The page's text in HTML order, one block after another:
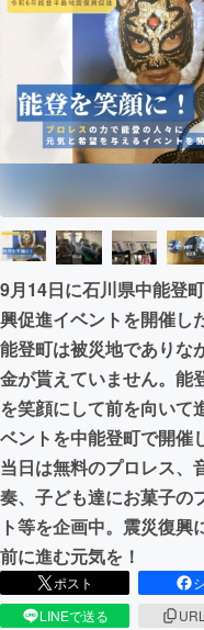
テクノロジー
映像・映画
ビジネス・
まちづくり・
CAMPFIRE for
CAMPFIREふる
9月14日に石川県中能登
興促進イベントを開催し
能登町は被災地でありな
金が貰えていません。能
を笑顔にして前を向いて
ベントを中能登町で開催
当日は無料のプロレス、
奏、子ども達にお菓子の
ト等を企画中。震災復興
前に進む元気を！
ポスト
LINEで送る